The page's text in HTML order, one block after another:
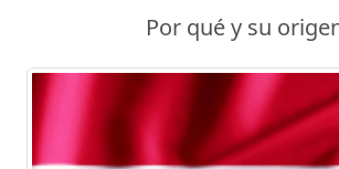
Por qué y su